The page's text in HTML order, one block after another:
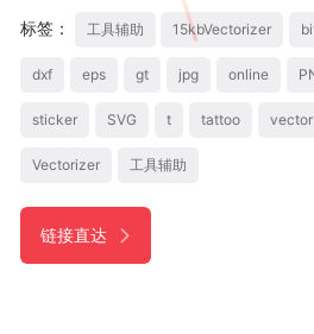
标签： 工具辅助 15kbVectorizer
dxf eps gt jpg online
sticker SVG t tattoo vector
Vectorizer 工具辅助
链接直达